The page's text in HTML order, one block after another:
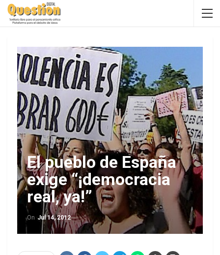
El pueblo de España
exige “¡democracia
real, ya!”
On Jul 14, 2012